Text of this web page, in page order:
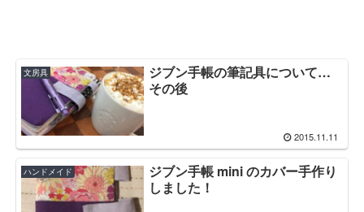
文房具
ジブン手帳の筆記具について…
その後
2015.11.11
ハンドメイド
ジブン手帳 mini のカバー手作り
しました！